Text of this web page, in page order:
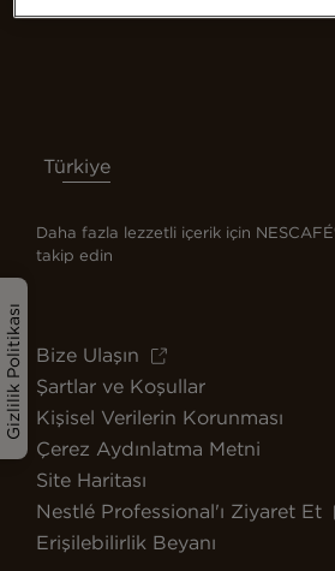
Gizlilik Politikası
Türkiye
Daha fazla lezzetli içerik için
takip edin
Bize Ulaşın
Şartlar ve Koşullar
Kişisel Verilerin Korunması
Çerez Aydınlatma Metni
Site Haritası
Nestlé Professional'ı Ziyaret Et
Erişilebilirlik Beyanı